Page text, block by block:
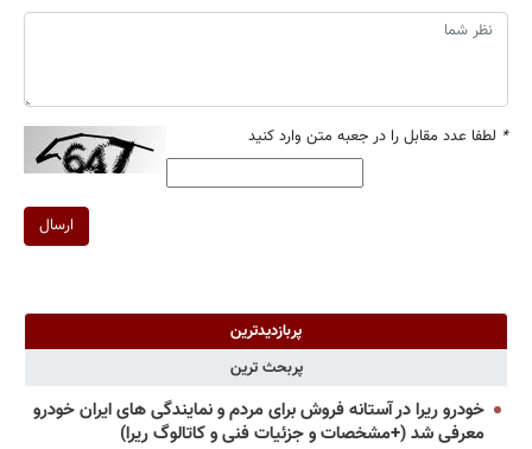
* لطفا عدد مقابل را در جعبه متن وارد کنید
ارسال
پربازدیدترین
پربحث ترین
خودرو ریرا در آستانه فروش برای مردم و نمایندگی های ایران خودرو
معرفی شد (+مشخصات و جزئیات فنی و کاتالوگ ریرا)